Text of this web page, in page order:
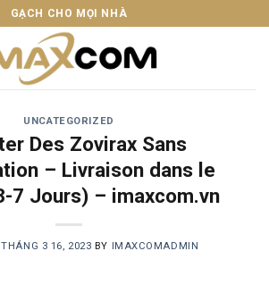
GẠCH CHO MỌI NHÀ
UNCATEGORIZED
Des Zovirax Sans
– Livraison dans le
7 Jours) – imaxcom.vn
THÁNG 3 16, 2023 BY IMAXCOMADMIN